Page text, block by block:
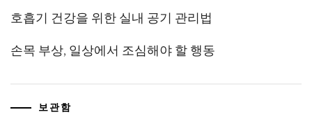
호흡기 건강을 위한 실내 공기 관리법
손목 부상, 일상에서 조심해야 할 행동
보관함